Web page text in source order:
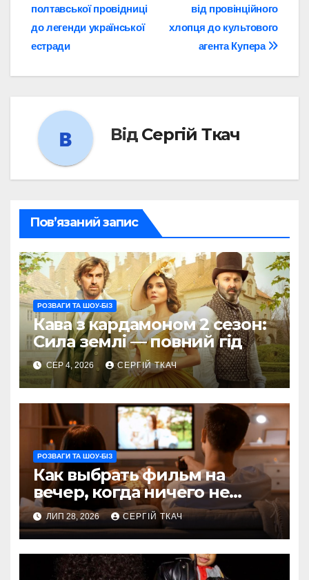
записів
від провінційного
хлопця до культового
агента Купера
полтавської провідниці
до легенди української
естради
Від Сергій Ткач
Пов’язаний запис
РОЗВАГИ ТА ШОУ-БІЗ
Кава з кардамоном 2 сезон:
Сила землі — повний гід
СЕР 4, 2026 СЕРГІЙ ТКАЧ
РОЗВАГИ ТА ШОУ-БІЗ
Как выбрать фильм на
вечер, когда ничего не
хочется пересматривать
ЛИП 28, 2026 СЕРГІЙ ТКАЧ